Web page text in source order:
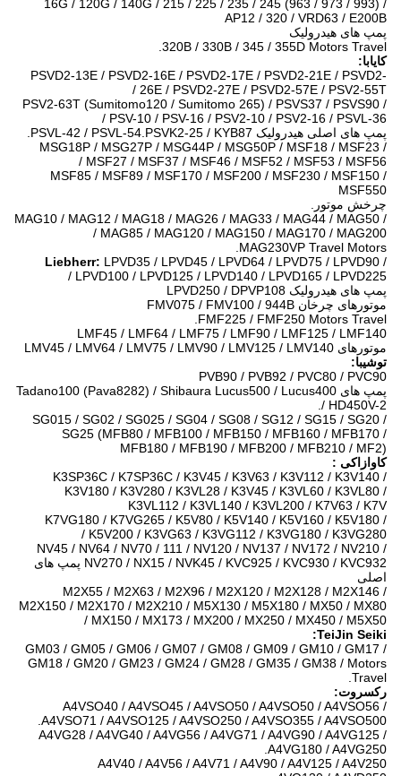
16G / 120G / 140G / 215 / 225 / 235 / 245 (963 / 973 / 993) /
AP12 / 320 / VRD63 / E200B
پمپ های هیدرولیک
320B / 330B / 345 / 355D Motors Travel.
کایابا:
PSVD2-13E / PSVD2-16E / PSVD2-17E / PSVD2-21E / PSVD2-
26E / PSVD2-27E / PSVD2-57E / PSV2-55T /
PSV2-63T (Sumitomo120 / Sumitomo 265) / PSVS37 / PSVS90 /
PSV-10 / PSV-16 / PSV2-10 / PSV2-16 / PSVL-36 /
پمپ های اصلی هیدرولیک PSVL-42 / PSVL-54.PSVK2-25 / KYB87.
MSG18P / MSG27P / MSG44P / MSG50P / MSF18 / MSF23 /
MSF27 / MSF37 / MSF46 / MSF52 / MSF53 / MSF56 /
MSF85 / MSF89 / MSF170 / MSF200 / MSF230 / MSF150 /
MSF550
چرخش موتور.
MAG10 / MAG12 / MAG18 / MAG26 / MAG33 / MAG44 / MAG50 /
MAG85 / MAG120 / MAG150 / MAG170 / MAG200 /
MAG230VP Travel Motors.
Liebherr: LPVD35 / LPVD45 / LPVD64 / LPVD75 / LPVD90 /
LPVD100 / LPVD125 / LPVD140 / LPVD165 / LPVD225 /
پمپ های هیدرولیک LPVD250 / DPVP108
موتورهای چرخان FMV075 / FMV100 / 944B
FMF225 / FMF250 Motors Travel.
LMF45 / LMF64 / LMF75 / LMF90 / LMF125 / LMF140
موتورهای LMV45 / LMV64 / LMV75 / LMV90 / LMV125 / LMV140
توشیبا:
PVB90 / PVB92 / PVC80 / PVC90
پمپ های Tadano100 (Pava8282) / Shibaura Lucus500 / Lucus400
/ HD450V-2.
SG015 / SG02 / SG025 / SG04 / SG08 / SG12 / SG15 / SG20 /
SG25 (MFB80 / MFB100 / MFB150 / MFB160 / MFB170 /
MFB180 / MFB190 / MFB200 / MFB210 / MF2)
کاوازاکی :
K3SP36C / K7SP36C / K3V45 / K3V63 / K3V112 / K3V140 /
K3V180 / K3V280 / K3VL28 / K3V45 / K3VL60 / K3VL80 /
K3VL112 / K3VL140 / K3VL200 / K7V63 / K7V
K7VG180 / K7VG265 / K5V80 / K5V140 / K5V160 / K5V180 /
K5V200 / K3VG63 / K3VG112 / K3VG180 / K3VG280 /
NV45 / NV64 / NV70 / 111 / NV120 / NV137 / NV172 / NV210 /
NV270 / NX15 / NVK45 / KVC925 / KVC930 / KVC932 پمپ های
اصلی
M2X55 / M2X63 / M2X96 / M2X120 / M2X128 / M2X146 /
M2X150 / M2X170 / M2X210 / M5X130 / M5X180 / MX50 / MX80
/ MX150 / MX173 / MX200 / MX250 / MX450 / M5X50
TeiJin Seiki:
GM03 / GM05 / GM06 / GM07 / GM08 / GM09 / GM10 / GM17 /
GM18 / GM20 / GM23 / GM24 / GM28 / GM35 / GM38 / Motors
Travel.
رکسروت:
A4VSO40 / A4VSO45 / A4VSO50 / A4VSO50 / A4VSO56 /
A4VSO71 / A4VSO125 / A4VSO250 / A4VSO355 / A4VSO500.
A4VG28 / A4VG40 / A4VG56 / A4VG71 / A4VG90 / A4VG125 /
A4VG180 / A4VG250.
A4V40 / A4V56 / A4V71 / A4V90 / A4V125 / A4V250